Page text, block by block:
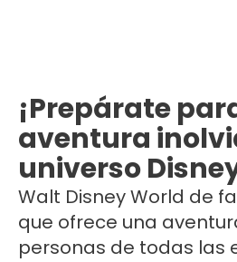
¡Prepárate
aventura
universo
Walt Disney World de
que ofrece una
personas de todas las